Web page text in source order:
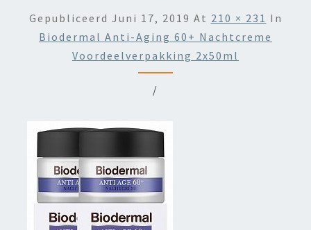
Gepubliceerd Juni 17, 2019 At 210 × 231 In
Biodermal Anti-Aging 60+ Nachtcreme
Voordeelverpakking 2x50ml
/